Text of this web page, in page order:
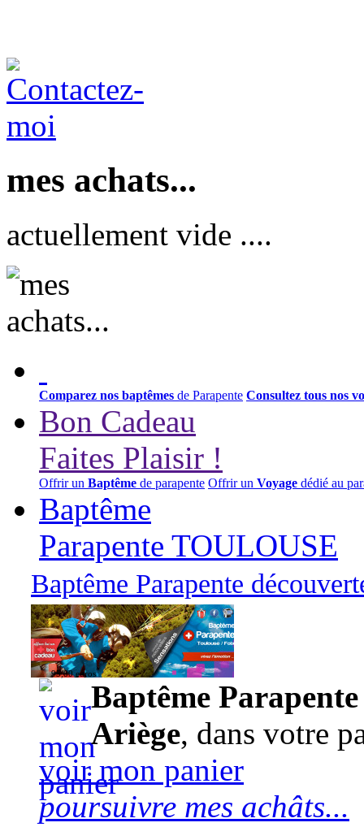
mes achats...
actuellement vide ....
Comparez nos baptêmes de Parapente Consultez tous nos
Bon Cadeau
Faites Plaisir !
Offrir un Baptême de parapente Offrir un Voyage dédié au
Baptême
Parapente TOULOUSE
Baptême Parapente
95,00 euros
Baptême
Ariège, dans votre
voir mon panier
poursuivre mes achâts...